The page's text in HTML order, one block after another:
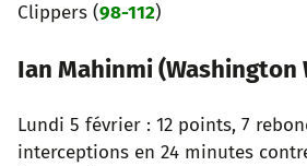
Clippers (98-112)
Ian Mahinmi (Washington
Lundi 5 février : 12 points, 7
interceptions en 24 minutes